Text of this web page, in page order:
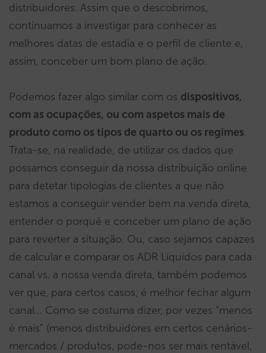
distribuidores. Assim que o descobrimos,
continuamos a investigar para conhecer as
melhores datas de estadia e o perfil de cliente e,
assim, conceber um bom plano de ação.
Podemos fazer algo similar com os dispositivos,
com as ocupações, ou com aspetos mais de
produto como os tipos de quarto ou os regimes.
Trata-se, na realidade, de utilizar os dados que
possamos conseguir da nossa distribuição online
para detetar tipologias de clientes a que não
estamos a conseguir vender bem na venda direta,
entender o porquê e conceber um plano de ação
para reverter a situação. Ou, caso sejamos capazes
de calcular e comparar os ADR Líquidos para cada
canal vs. a nossa venda direta, também podemos
ver que, para certos casos, é melhor fechar algum
canal… Como se costuma dizer, por vezes “menos
é mais” (menos distribuidores em certos cenários-
mercados / produtos, pode-nos ser mais rentável,